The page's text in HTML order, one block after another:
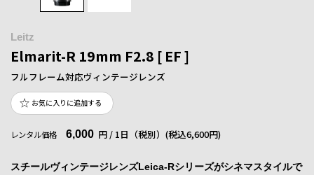
Leitz
Elmarit-R 19mm F2.8 [ EF ]
フルフレーム対応ヴィンテージレンズ
お気に入りに追加する
レンタル価格 6,000 円 / 1日（税別） (税込6,600円)
スチールヴィンテージレンズLeica-Rシリーズがシネマスタイルで